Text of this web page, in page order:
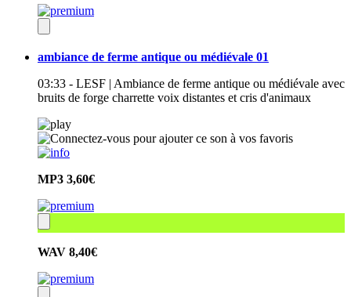
ambiance de ferme antique ou médiévale 01
03:33 - LESF | Ambiance de ferme antique ou médiévale avec
bruits de forge charrette voix distantes et cris d'animaux
MP3 3,60€
WAV 8,40€